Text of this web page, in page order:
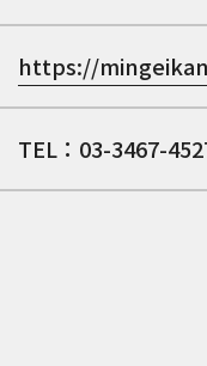
https://
TEL：03-3467-